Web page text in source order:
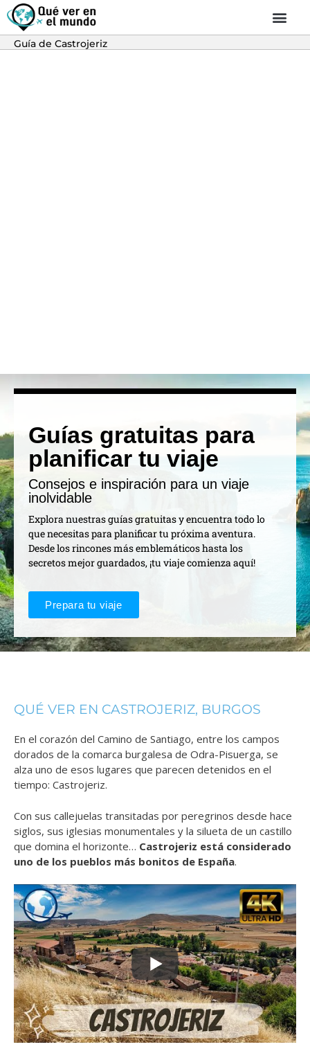
Guía de Castrojeriz
Guías gratuitas para
planificar tu viaje
Consejos e inspiración para un viaje
inolvidable
Explora nuestras guías gratuitas y encuentra todo lo
que necesitas para planificar tu próxima aventura.
Desde los rincones más emblemáticos hasta los
secretos mejor guardados, ¡tu viaje comienza aquí!
Prepara tu viaje
QUÉ VER EN CASTROJERIZ, BURGOS
En el corazón del Camino de Santiago, entre los campos
dorados de la comarca burgalesa de Odra-Pisuerga, se
alza uno de esos lugares que parecen detenidos en el
tiempo: Castrojeriz.
Con sus callejuelas transitadas por peregrinos desde hace
siglos, sus iglesias monumentales y la silueta de un castillo
que domina el horizonte… Castrojeriz está considerado
uno de los pueblos más bonitos de España.